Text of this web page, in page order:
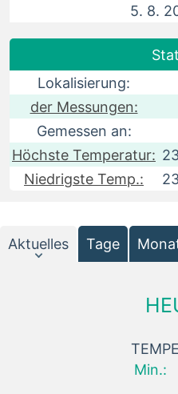
5. 8.
Lokalisierung:
der Messungen:
Gemessen an:
Höchste Temperatur:
Niedrigste Temp.:
Aktuelles Tage
Min.: